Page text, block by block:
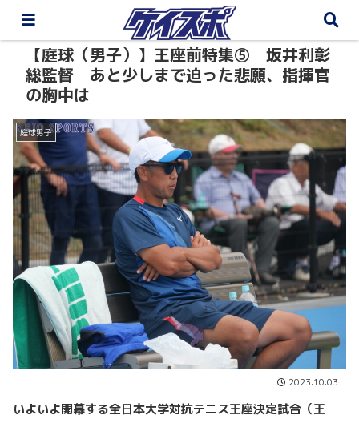
【庭球（男子）】王座前特集⑤ 坂井利彰
総監督 あと少しまで迫った悲願、指揮官
の胸中は
庭球男子
2023.10.03
いよいよ開幕する全日本大学対抗テニス王座決定試合（王